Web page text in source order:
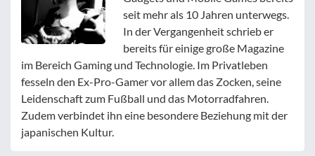
seit mehr als 10 Jahren unterwegs.
In der Vergangenheit schrieb er
bereits für einige große Magazine
im Bereich Gaming und Technologie. Im Privatleben
fesseln den Ex-Pro-Gamer vor allem das Zocken, seine
Leidenschaft zum Fußball und das Motorradfahren.
Zudem verbindet ihn eine besondere Beziehung mit der
japanischen Kultur.